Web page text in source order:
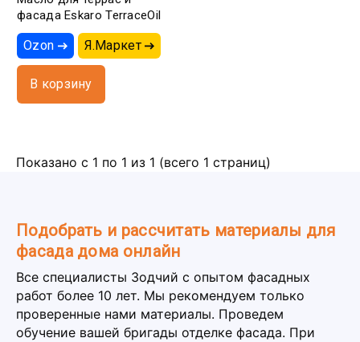
фасада Eskaro TerraceOil
Ozon Я.Маркет
В корзину
Показано с 1 по 1 из 1 (всего 1 страниц)
Подобрать и рассчитать материалы для
фасада дома онлайн
Все специалисты Зодчий с опытом фасадных
работ более 10 лет. Мы рекомендуем только
проверенные нами материалы. Проведем
обучение вашей бригады отделке фасада. При